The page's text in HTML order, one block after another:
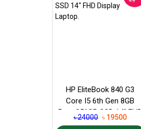
HP EliteBook 840 G3
Core I5 6th Gen 8GB
Ram 256GB SSD 14″ FHD
Display Laptop.
৳ 24000 ৳ 19500